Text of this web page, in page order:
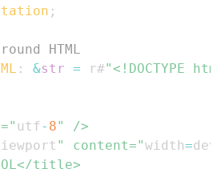
;
HTML
: &str = r#
utf - 8
" content="width=